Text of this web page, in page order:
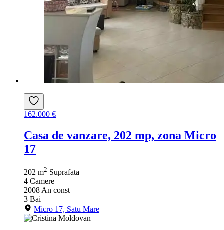
162.000 €
Casa de vanzare, 202 mp, zona Micro
17
202 m2 Suprafata
4 Camere
2008 An const
3 Bai
Micro 17, Satu Mare